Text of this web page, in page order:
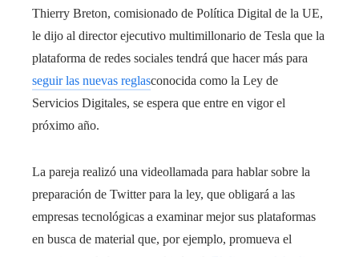
Thierry Breton, comisionado de Política Digital de la UE,
le dijo al director ejecutivo multimillonario de Tesla que la
plataforma de redes sociales tendrá que hacer más para
seguir las nuevas reglasconocida como la Ley de
Servicios Digitales, se espera que entre en vigor el
próximo año.
La pareja realizó una videollamada para hablar sobre la
preparación de Twitter para la ley, que obligará a las
empresas tecnológicas a examinar mejor sus plataformas
en busca de material que, por ejemplo, promueva el